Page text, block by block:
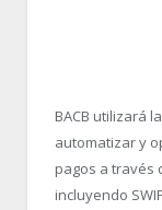
BACB utilizará
automatizar y
pagos a través
incluyendo